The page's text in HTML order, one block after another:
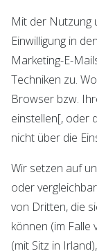
Mit der Nutzung
Einwilligung in
Marketing-E-
Techniken zu.
Browser bzw.
einstellen[, oder
nicht über die
Wir setzen auf
oder
von Dritten, die
können (im Falle
(mit Sitz in